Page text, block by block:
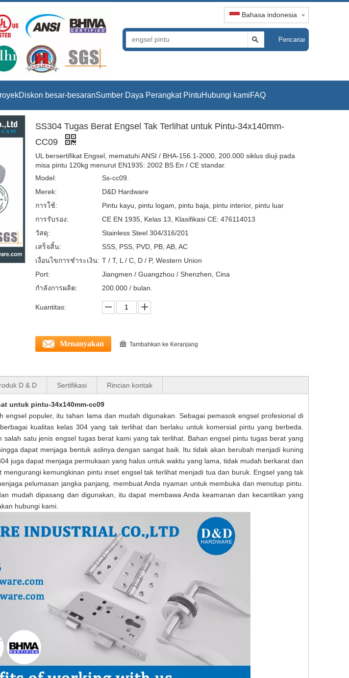
Bahasa indonesia
Pencarian
Diskon besar-besaranSumber Daya Perangkat PintuHubungi kamiFAQ
SS304 Tugas Berat Engsel Tak Terlihat untuk Pintu-34x140mm-
CC09
UL bersertifikat Engsel, mematuhi ANSI / BHA-156.1-2000, 200.000 siklus diuji pada
misa pintu 120kg menurut EN1935: 2002 BS En / CE standar.
Model:
Ss-cc09.
Merek:
D&D Hardware
การใช้:
Pintu kayu, pintu logam, pintu baja, pintu interior, pintu luar
การรับรอง:
CE EN 1935, Kelas 13, Klasifikasi CE: 476114013
วัสดุ:
Stainless Steel 304/316/201
เสร็จสิ้น:
SSS, PSS, PVD, PB, AB, AC
เงื่อนไขการชำระเงิน: T / T, L / C, D / P, Western Union
Port:
Jiangmen / Guangzhou / Shenzhen, Cina
กำลังการผลิต:
200.000 / bulan.
Kuantitas:
Menanyakan Tambahkan ke Keranjang
D & D Sertifikasi Rincian kontak
untuk pintu-34x140mm-cc09
engsel populer, itu tahan lama dan mudah digunakan. Sebagai pemasok engsel profesional di
kualitas kelas 304 yang tak terlihat dan berlaku untuk komersial pintu yang berbeda.
salah satu jenis engsel tugas berat kami yang tak terlihat. Bahan engsel pintu tugas berat yang
dapat menjaga bentuk aslinya dengan sangat baik. Itu tidak akan berubah menjadi kuning
juga dapat menjaga permukaan yang halus untuk waktu yang lama, tidak mudah berkarat dan
kemungkinan pintu inset engsel tak terlihat menjadi tua dan buruk. Engsel yang tak
pelumasan jangka panjang, membuat Anda nyaman untuk membuka dan menutup pintu.
mudah dipasang dan digunakan, itu dapat membawa Anda keamanan dan kecantikan yang
hubungi kami.